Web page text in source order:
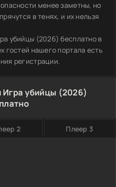
менее заметны, но
в тенях, и их нельзя
убийцы (2026) бесплатно в
гостей нашего портала есть
регистрации.
убийцы (2026)
2 Плеер 3